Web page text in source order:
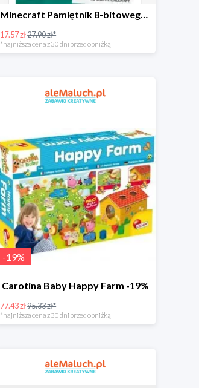
Minecraft Pamiętnik 8-bitowego kota -37%
17.57 zł27.90 zł*
*najniższa cena z 30 dni przed obniżką
-19%
Carotina Baby Happy Farm -19%
77.43 zł95.33 zł*
*najniższa cena z 30 dni przed obniżką